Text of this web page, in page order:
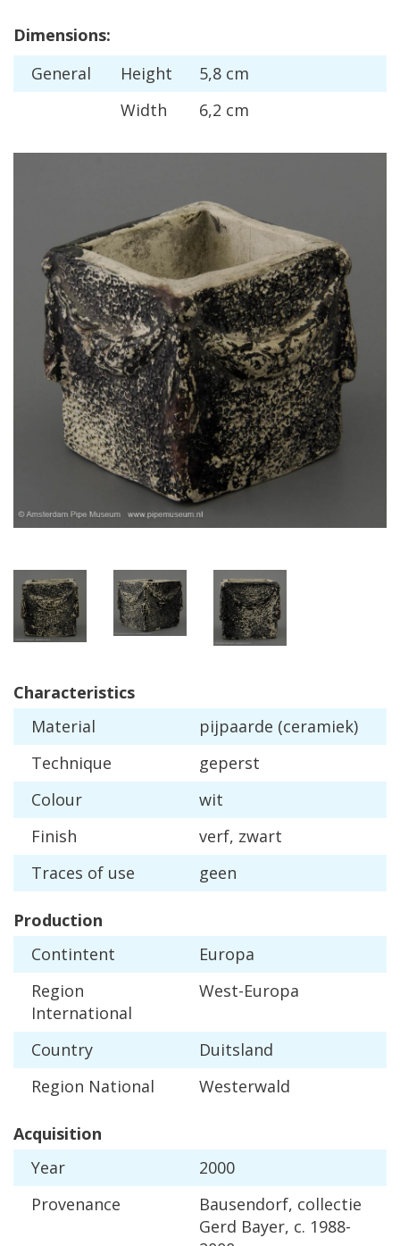
Dimensions:
General
Height 5,8 cm
Width
6,2 cm
Characteristics
Material
pijpaarde (ceramiek)
Technique
geperst
Colour
wit
Finish
verf, zwart
Traces of use geen
Production
Contintent
Europa
Region
International
West-Europa
Country
Duitsland
Region National Westerwald
Acquisition
Year
2000
Provenance
Bausendorf, collectie
Gerd Bayer, c. 1988-